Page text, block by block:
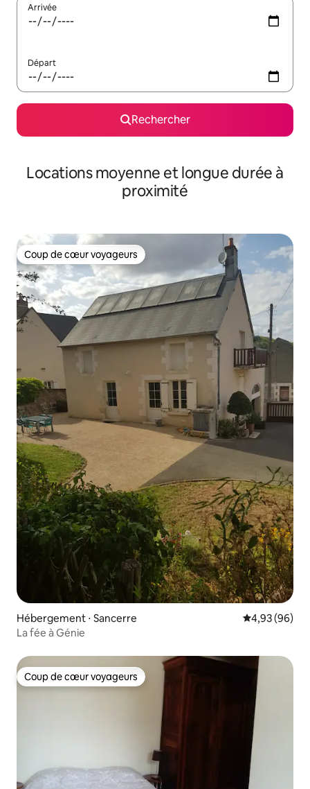
Arrivée
Départ
Rechercher
Locations moyenne et longue durée à
proximité
Coup de cœur voyageurs
Coup de cœur voyageurs
Hébergement ⋅ Sancerre Évaluation
4,93 (96)
La fée à Génie
Coup de cœur voyageurs
Coup de cœur voyageurs